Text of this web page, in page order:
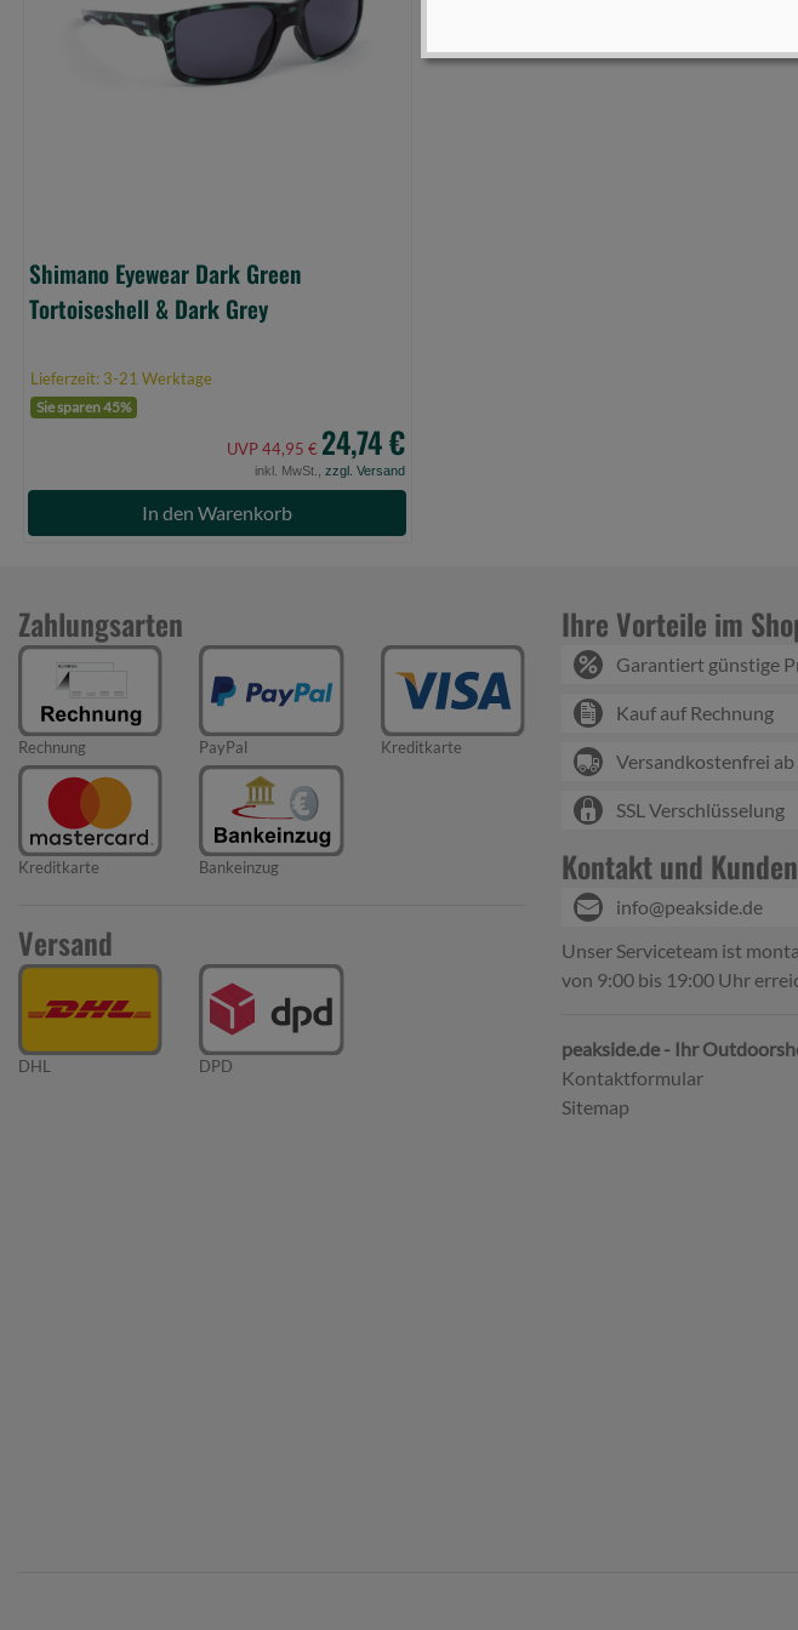
Shimano Eyewear Dark Green
Tortoiseshell & Dark Grey
Lieferzeit: 3-21 Werktage
Sie sparen 45%
UVP 44,95 € 24,74 €
inkl. MwSt., zzgl. Versand
In den Warenkorb
Zahlungsarten
Rechnung PayPal Kreditkarte
Kreditkarte Bankeinzug
Versand
DHL DPD
Ihre Vorteile im
Garantiert günstige
Kauf auf Rechnung
Versandkostenfrei
SSL Verschlüsselung
Kontakt und
info@peakside.de
Unser Serviceteam ist
von 9:00 bis 19:00 Uhr
peakside.de - Ihr
Kontaktformular
Sitemap